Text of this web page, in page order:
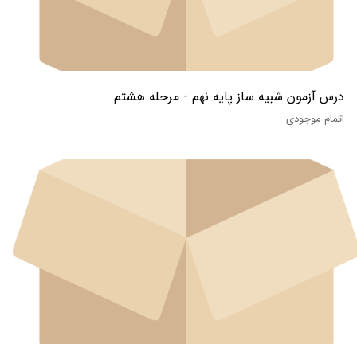
درس آزمون شبیه ساز پایه نهم - مرحله هشتم
اتمام موجودی